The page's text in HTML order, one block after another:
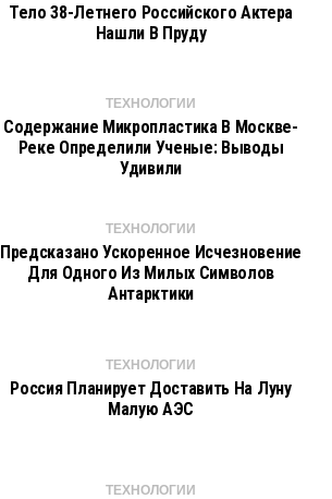
Тело 38-Летнего Российского Актера
Нашли В Пруду
ТЕХНОЛОГИИ
Содержание Микропластика В Москве-
Реке Определили Ученые: Выводы
Удивили
ТЕХНОЛОГИИ
Предсказано Ускоренное Исчезновение
Для Одного Из Милых Символов
Антарктики
ТЕХНОЛОГИИ
Россия Планирует Доставить На Луну
Малую АЭС
ТЕХНОЛОГИИ